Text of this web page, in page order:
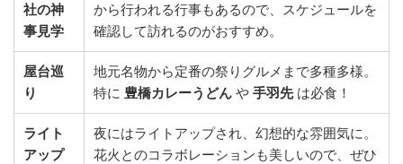
社の神
事見学
から行われる行事もあるので、スケジュールを
確認して訪れるのがおすすめ。
屋台巡
り
地元名物から定番の祭りグルメまで多種多様。
特に 豊橋カレーうどん や 手羽先は必食！
ライト
アップ
夜にはライトアップされ、幻想的な雰囲気に。
花火とのコラボレーションも美しいので、ぜひ